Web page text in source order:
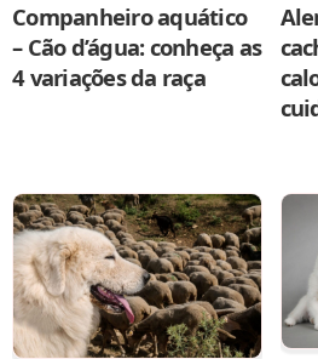
Companheiro aquático
– Cão d’água: conheça as
4 variações da raça